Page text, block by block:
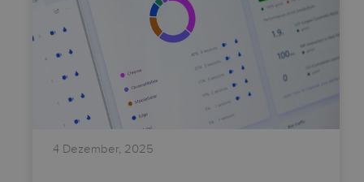
4 Dezember, 2025